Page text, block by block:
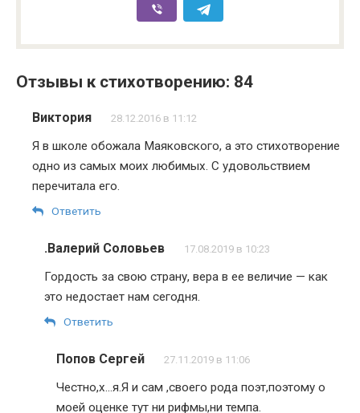
Отзывы к стихотворению: 84
Виктория 28.12.2016 в 11:12
Я в школе обожала Маяковского, а это стихотворение
одно из самых моих любимых. С удовольствием
перечитала его.
Ответить
.Валерий Соловьев 17.08.2019 в 10:23
Гордость за свою страну, вера в ее величие — как
это недостает нам сегодня.
Ответить
Попов Сергей 27.11.2019 в 11:06
Честно,х…я.Я и сам ,своего рода поэт,поэтому о
моей оценке тут ни рифмы,ни темпа.